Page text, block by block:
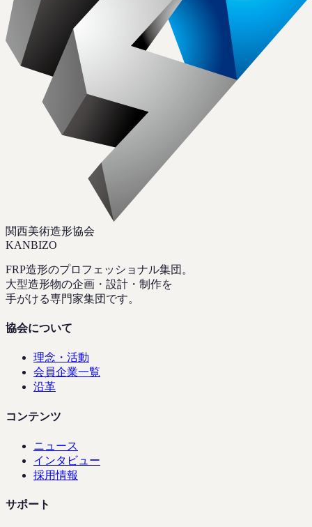
関西美術造形協会
KANBIZO
FRP造形のプロフェッショナル集団。
大型造形物の企画・設計・制作を
手がける専門家集団です。
協会について
理念・活動
会員企業一覧
沿革
コンテンツ
ニュース
インタビュー
採用情報
サポート